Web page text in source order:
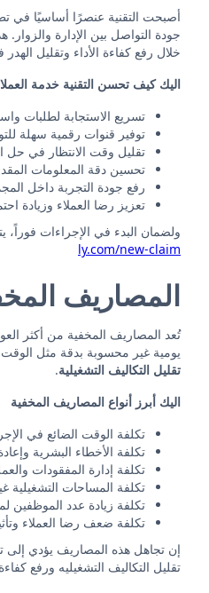
أصبحت التقنية عنصرًا أساسيًا في
جودة التواصل بين الإدارة
خلال رفع كفاءة الأداء وتقليل
اليك كيف تحسن التقنية خدمة
تسريع الاستجابة لطلبات
توفير قنوات رقمية سهلة
تقليل وقت الانتظار في حل
تحسين دقة المعلومات
رفع جودة التجربة داخل
تعزيز رضا العملاء وزيادة
ولضمان البدء في الإجراءات فوراً،
ly.com/new-claim
المصاريف
تُعد المصاريف المخفية من أكثر
يومية غير محسوبة بدقة مثل الوقت
تقليل التكاليف التشغيلية.
اليك أبرز أنواع المصاريف المخفية
تكلفة الوقت الضائع في
تكلفة الأخطاء البشرية
تكلفة إدارة المفقودات
تكلفة المساحات التشغيلية
تكلفة زيادة عدد الموظفين
تكلفة ضعف رضا العملاء
إن تجاهل هذه المصاريف يؤدي إلى
تقليل التكاليف التشغيليه ورفع